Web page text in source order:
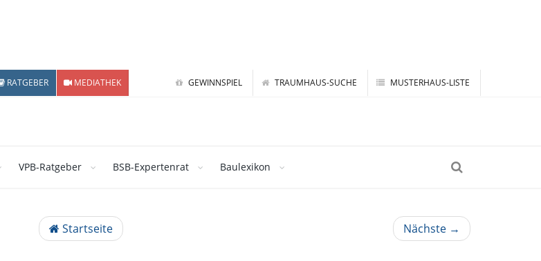
GEWINNSPIEL TRAUMHAUS-SUCHE MUSTERHAUS-LISTE
RATGEBER MEDIATHEK
VPB-Ratgeber BSB-Expertenrat Baulexikon
Startseite Nächste →